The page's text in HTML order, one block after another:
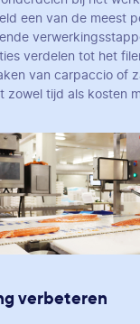
een van de meest
verdelen tot het
van carpaccio of
zowel tijd als kosten
verbeteren